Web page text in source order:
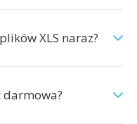
XLS naraz?
darmowa?